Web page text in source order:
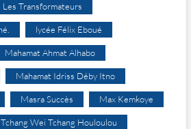
Les Transformateurs
lycée Félix Eboué
Mahamat Ahmat Alhabo
Mahamat Idriss Déby Itno
Masra Succès Max Kemkoye
Wei Tchang Houloulou